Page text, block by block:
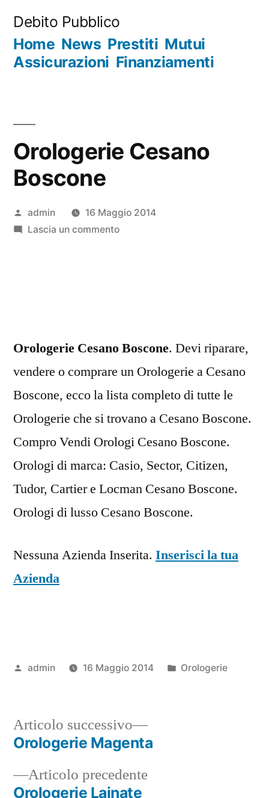
contenuto
Debito Pubblico
Home News Prestiti Mutui
Assicurazioni Finanziamenti
Orologerie Cesano
Boscone
Pubblicato
da
admin
16 Maggio 2014
Lascia un commentosu
Orologerie Cesano Boscone. Devi riparare,
vendere o comprare un Orologerie a Cesano
Boscone, ecco la lista completo di tutte le
Orologerie che si trovano a Cesano Boscone.
Compro Vendi Orologi Cesano Boscone.
Orologi di marca: Casio, Sector, Citizen,
Tudor, Cartier e Locman Cesano Boscone.
Orologi di lusso Cesano Boscone.
Nessuna Azienda Inserita. Inserisci la tua
Azienda
Pubblicato
admin 16 Maggio 2014
Pubblicato
Orologerie
Navigazione
articoli
Articolo precedenteArticolo
Orologerie Lainate
Articolo successivo
Articolo
successivo:
Orologerie Magenta